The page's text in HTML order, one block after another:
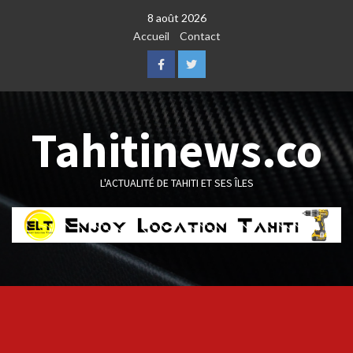
8 août 2026
Accueil
Contact
FacebookTwitter
Tahitinews.co
L'ACTUALITÉ DE TAHITI ET SES ÎLES